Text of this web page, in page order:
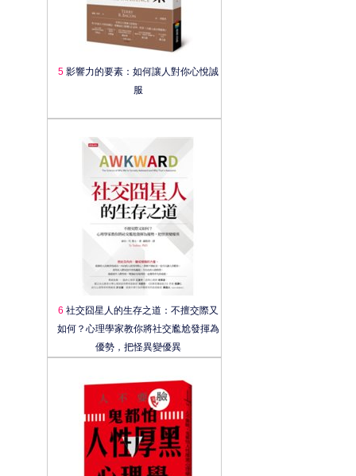
5影響力的要素：如何讓人對你心悅誠
服
6 社交囧星人的生存之道：不擅交際又
如何？心理學家教你將社交尷尬發揮為
優勢，把怪異變優異